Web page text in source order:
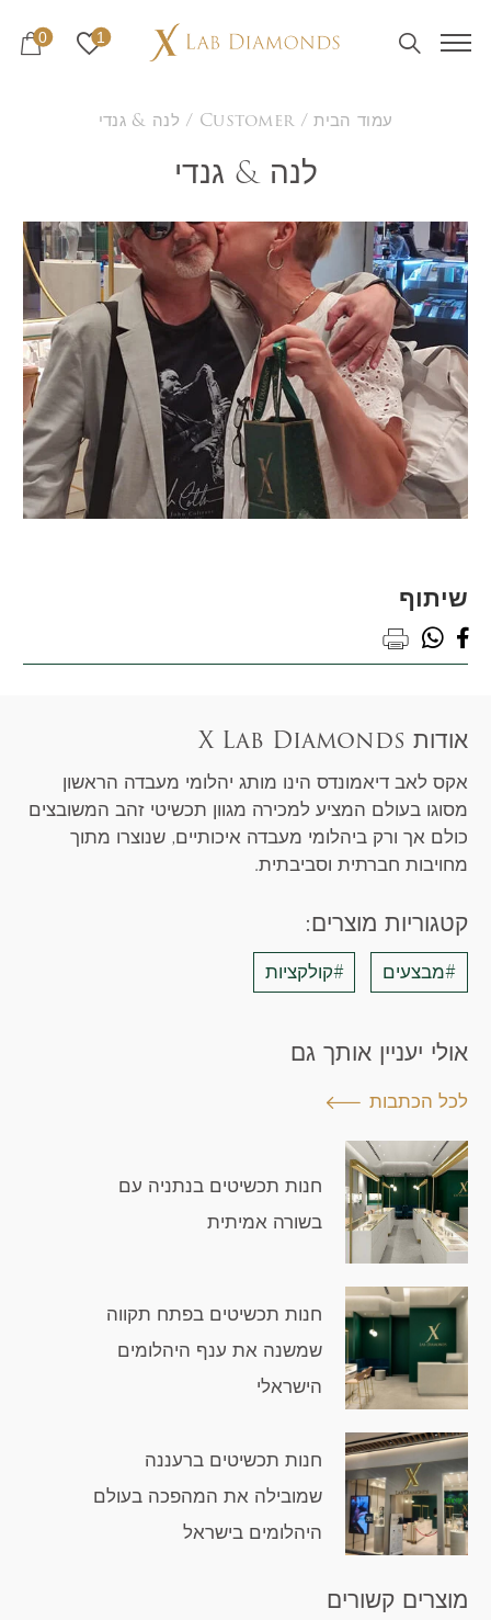
1
0
עמוד הבית/
Customer / לנה & גנדי
לנה & גנדי
שיתוף
facebook
whatsapp
print
אודות X Lab Diamonds
אקס לאב דיאמונדס הינו מותג יהלומי מעבדה הראשון
מסוגו בעולם המציע למכירה מגוון תכשיטי זהב המשובצים
כולם אך ורק ביהלומי מעבדה איכותיים, שנוצרו מתוך
מחויבות חברתית וסביבתית.
קטגוריות מוצרים:
#מבצעים #קולקציות
אולי יעניין אותך גם
לכל הכתבות
חנות תכשיטים בנתניה עם
בשורה אמיתית
חנות תכשיטים בפתח תקווה
שמשנה את ענף היהלומים
הישראלי
חנות תכשיטים ברעננה
שמובילה את המהפכה בעולם
היהלומים בישראל
מוצרים קשורים